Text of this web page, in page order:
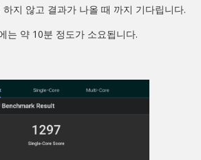
지 않고 결과가 나올 때 까지 기다립니다.
는 약 10분 정도가 소요됩니다.